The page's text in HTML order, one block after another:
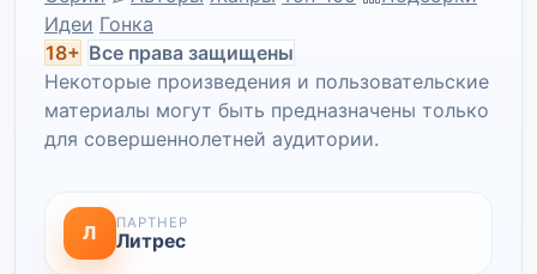
Идеи Гонка
18+ Все права защищены
Некоторые произведения и пользовательские
материалы могут быть предназначены только
для совершеннолетней аудитории.
Л ПАРТНЕР
Литрес